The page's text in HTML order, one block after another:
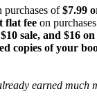
purchases of$7.99
flat fee on
sale, and $16 on
copies of your
earned much